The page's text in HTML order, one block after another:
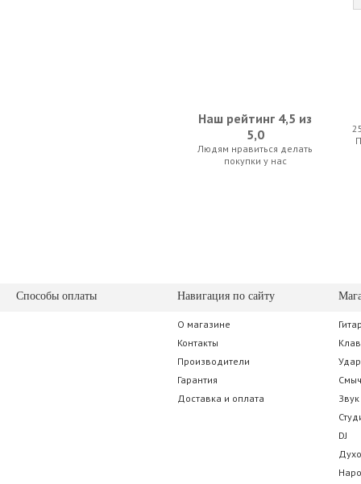
Наш рейтинг 4,5 из
5,0
Людям нравиться делать
покупки у нас
Способы оплаты Навигация по сайту
О магазине
Контакты
Производители
Гарантия
Доставка и оплата
Звук
DJ